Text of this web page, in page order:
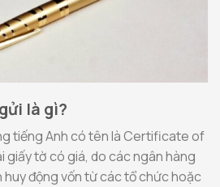
là gì?
tiếng Anh có tên là Certificate of
giấy tờ có giá, do các ngân hàng
huy động vốn từ các tổ chức hoặc